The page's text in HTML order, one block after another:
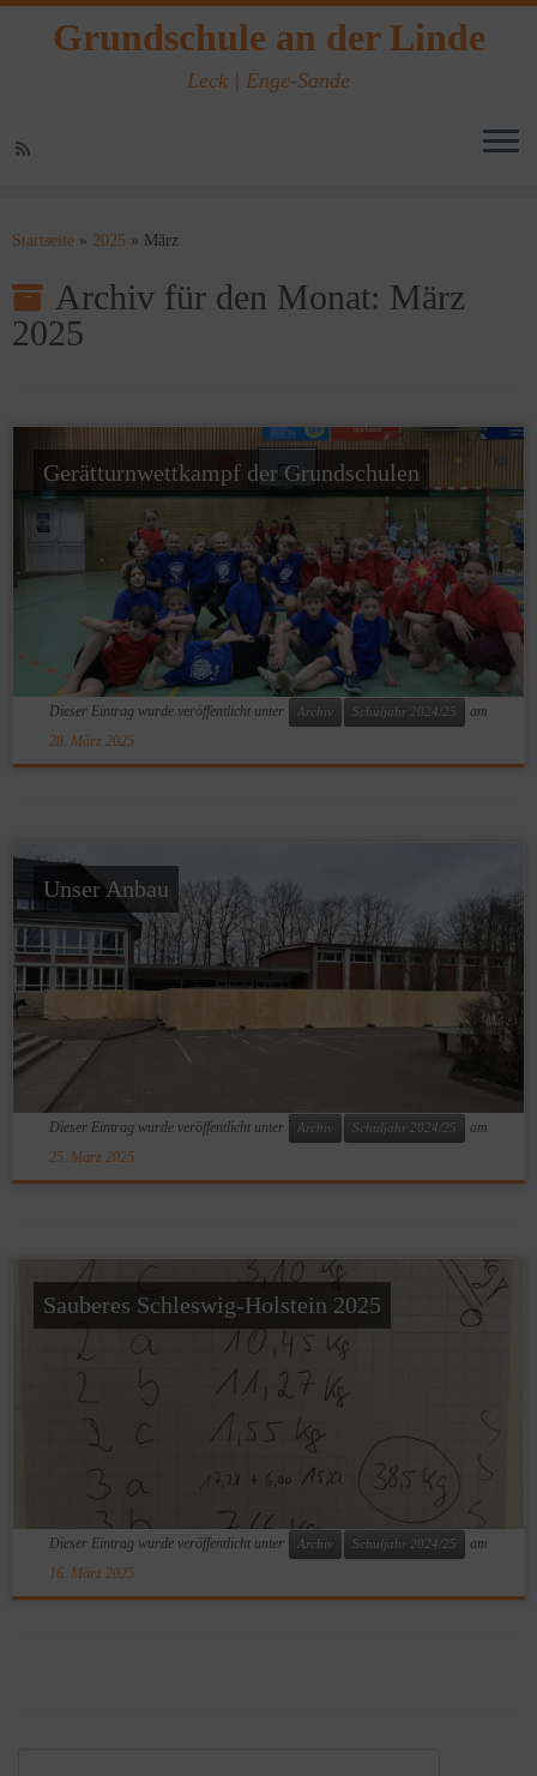
Inhalt
Grundschule an der Linde
Leck | Enge-Sande
Startseite » 2025 » März
Archiv für den Monat: März
2025
Gerätturnwettkampf der Grundschulen
Dieser Eintrag wurde veröffentlicht unter Archiv Schuljahr 2024/25
am
28. März 2025
Unser Anbau
Dieser Eintrag wurde veröffentlicht unter Archiv Schuljahr 2024/25
am
25. März 2025
Sauberes Schleswig-Holstein 2025
Dieser Eintrag wurde veröffentlicht unter Archiv Schuljahr 2024/25
am
16. März 2025